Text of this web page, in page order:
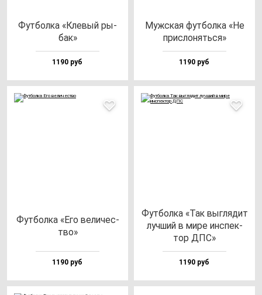
Фут­бол­ка «Кле­вый ры­
бак»
1190 руб
Муж­ская фут­бол­ка «Не
прис­ло­нять­ся»
1190 руб
Фут­бол­ка «Его ве­ли­чес­
тво»
1190 руб
Фут­бол­ка «Так выг­ля­дит
луч­ший в ми­ре ин­спек­
тор ДПС»
1190 руб